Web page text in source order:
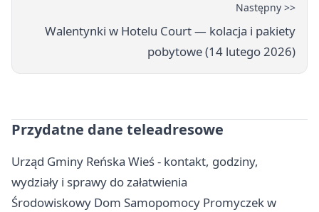
Następny >>
Walentynki w Hotelu Court — kolacja i pakiety
pobytowe (14 lutego 2026)
Przydatne dane teleadresowe
Urząd Gminy Reńska Wieś - kontakt, godziny,
wydziały i sprawy do załatwienia
Środowiskowy Dom Samopomocy Promyczek w